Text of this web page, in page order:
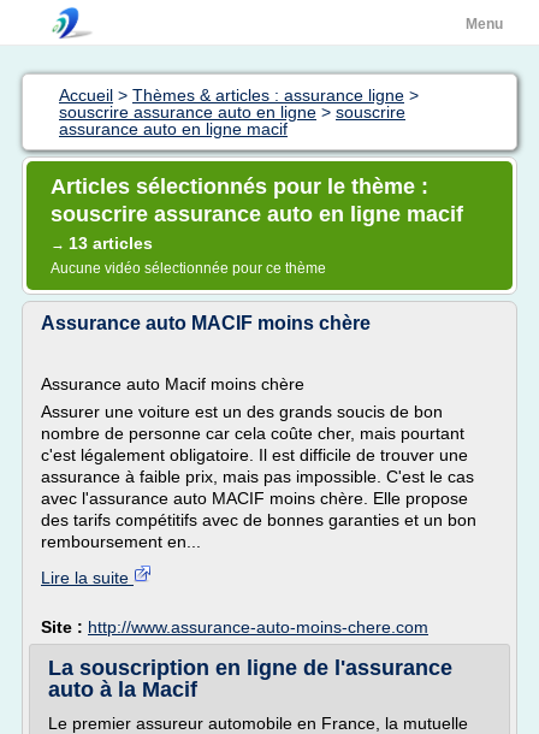
Menu
Accueil > Thèmes & articles : assurance ligne >
souscrire assurance auto en ligne > souscrire
assurance auto en ligne macif
Articles sélectionnés pour le thème :
souscrire assurance auto en ligne macif
→ 13 articles
Aucune vidéo sélectionnée pour ce thème
Assurance auto MACIF moins chère
Assurance auto Macif moins chère
Assurer une voiture est un des grands soucis de bon
nombre de personne car cela coûte cher, mais pourtant
c'est légalement obligatoire. Il est difficile de trouver une
assurance à faible prix, mais pas impossible. C'est le cas
avec l'assurance auto MACIF moins chère. Elle propose
des tarifs compétitifs avec de bonnes garanties et un bon
remboursement en...
Lire la suite
Site : http://www.assurance-auto-moins-chere.com
La souscription en ligne de l'assurance
auto à la Macif
Le premier assureur automobile en France, la mutuelle